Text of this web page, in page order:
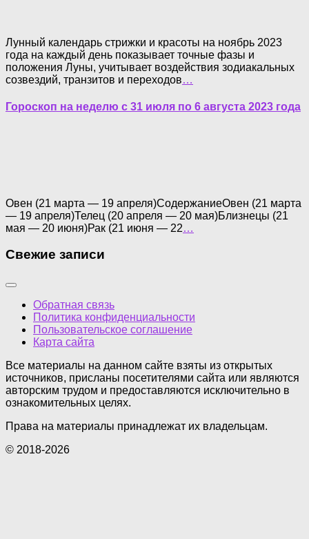
Лунный календарь стрижки и красоты на ноябрь 2023
года на каждый день показывает точные фазы и
положения Луны, учитывает воздействия зодиакальных
созвездий, транзитов и переходов…
Гороскоп на неделю с 31 июля по 6 августа 2023 года
Овен (21 марта — 19 апреля)СодержаниеОвен (21 марта
— 19 апреля)Телец (20 апреля — 20 мая)Близнецы (21
мая — 20 июня)Рак (21 июня — 22…
Свежие записи
Обратная связь
Политика конфиденциальности
Пользовательское соглашение
Карта сайта
Все материалы на данном сайте взяты из открытых
источников, присланы посетителями сайта или являются
авторским трудом и предоставляются исключительно в
ознакомительных целях.
Права на материалы принадлежат их владельцам.
© 2018-2026